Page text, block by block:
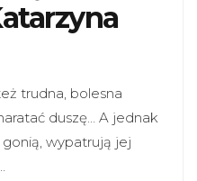
trudna, bolesna
duszę… A jednak
wypatrują jej